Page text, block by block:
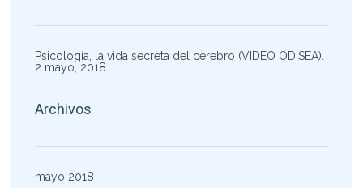
Psicología, la vida secreta del cerebro (VIDEO ODISEA).
2 mayo, 2018
Archivos
mayo 2018